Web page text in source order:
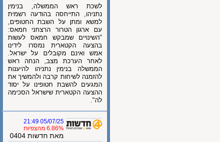
לשכת ראש הממשלה, בנימין
נתניהו, התייחסה בהודעה רשמית
למשא ומתן על השבת החטופים,
עם ארגון הטרור הרצחני חמאס:
"השינויים שמבקש חמאס לעשות
בהצעה הקטארית נמסרו לידינו
אמש ואינם מקובלים על ישראל.
לאחר הערכת מצב, הנחה ראש
הממשלה בנימין נתניהו להיענות
להזמנה לשיחות קרבה ולהמשיך את
המגעים להשבת חטופינו על יסוד
ההצעה הקטארית שישראל הסכימה
לה".
05/07/25 21:49
6.86% מהצפיות
מאת חדשות 0404